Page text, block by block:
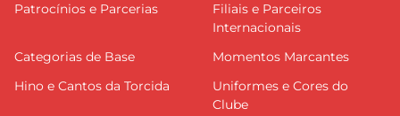
Patrocínios e Parcerias
Filiais e Parceiros
Internacionais
Categorias de Base
Momentos Marcantes
Hino e Cantos da Torcida
Uniformes e Cores do
Clube